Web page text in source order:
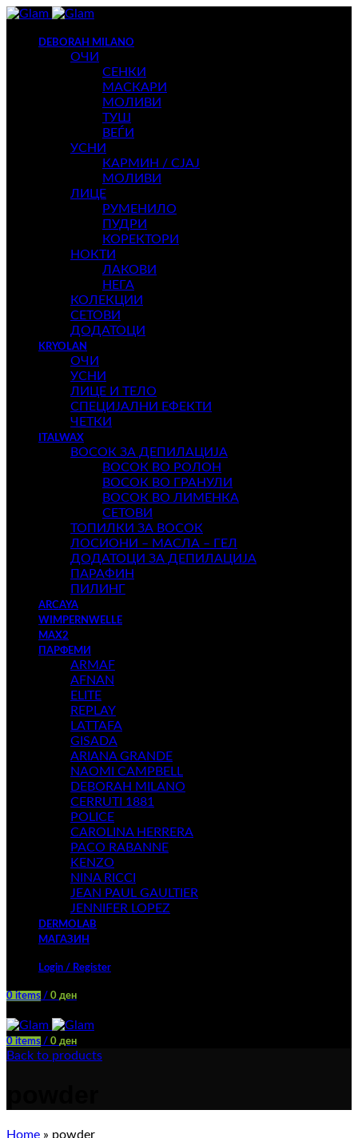
DEBORAH MILANO
ОЧИ
СЕНКИ
МАСКАРИ
МОЛИВИ
ТУШ
ВЕЃИ
УСНИ
КАРМИН / СЈАЈ
МОЛИВИ
ЛИЦЕ
РУМЕНИЛО
ПУДРИ
КОРЕКТОРИ
НОКТИ
ЛАКОВИ
НЕГА
КОЛЕКЦИИ
СЕТОВИ
ДОДАТОЦИ
KRYOLAN
ОЧИ
УСНИ
ЛИЦЕ И ТЕЛО
СПЕЦИЈАЛНИ ЕФЕКТИ
ЧЕТКИ
ITALWAX
ВОСОК ЗА ДЕПИЛАЦИЈА
ВОСОК ВО РОЛОН
ВОСОК ВО ГРАНУЛИ
ВОСОК ВО ЛИМЕНКА
СЕТОВИ
ТОПИЛКИ ЗА ВОСОК
ЛОСИОНИ – МАСЛА – ГЕЛ
ДОДАТОЦИ ЗА ДЕПИЛАЦИЈА
ПАРАФИН
ПИЛИНГ
ARCAYA
WIMPERNWELLE
MAX2
ПАРФЕМИ
ARMAF
AFNAN
ELITE
REPLAY
LATTAFA
GISADA
ARIANA GRANDE
NAOMI CAMPBELL
DEBORAH MILANO
CERRUTI 1881
POLICE
CAROLINA HERRERA
PACO RABANNE
KENZO
NINA RICCI
JEAN PAUL GAULTIER
JENNIFER LOPEZ
DERMOLAB
МАГАЗИН
Login / Register
0 items / 0 ден
0 items / 0 ден
Back to products
Home » powder